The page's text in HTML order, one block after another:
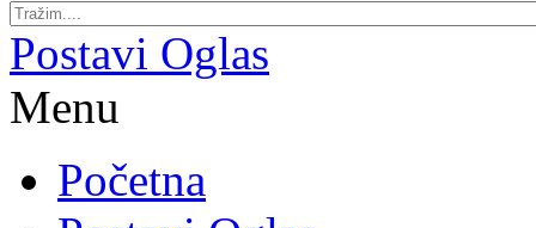
Postavi Oglas
Menu
Početna